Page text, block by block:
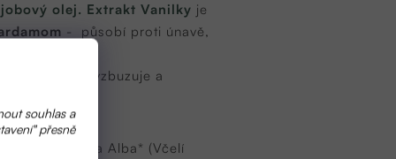
souhlas a
přesně
olej. Extrakt Vanilky je
- působí proti únavě,
systému. Povzbuzuje a
olej), Cera Alba* (Včelí